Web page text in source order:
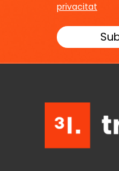
privacitat